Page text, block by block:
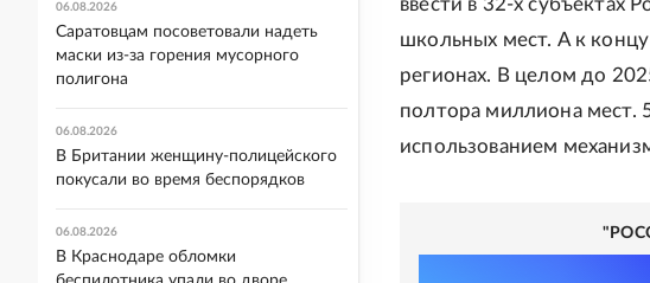
ввести в 32-х субъектах
школьных мест. А к
регионах. В целом до
полтора миллиона мест.
использованием
06.08.2026
Саратовцам посоветовали надеть
маски из-за горения мусорного
полигона
06.08.2026
В Британии женщину-полицейского
покусали во время беспорядков
06.08.2026
В Краснодаре обломки